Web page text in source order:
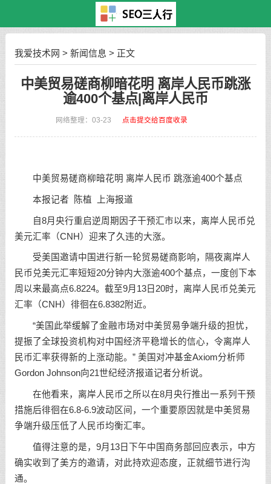
我爱技术网 > 新闻信息 > 正文
中美贸易磋商柳暗花明 离岸人民币跳涨
逾400个基点|离岸人民币
网络整理：03-23 点击提交给百度收录
中美贸易磋商柳暗花明 离岸人民币 跳涨逾400个基点
本报记者 陈植 上海报道
自8月央行重启逆周期因子干预汇市以来，离岸人民币兑
美元汇率（CNH）迎来了久违的大涨。
受美国邀请中国进行新一轮贸易磋商影响，隔夜离岸人
民币兑美元汇率短短20分钟内大涨逾400个基点，一度创下本
周以来最高点6.8224。截至9月13日20时，离岸人民币兑美元
汇率（CNH）徘徊在6.8382附近。
“美国此举缓解了金融市场对中美贸易争端升级的担忧，
提振了全球投资机构对中国经济平稳增长的信心，令离岸人
民币汇率获得新的上涨动能。” 美国对冲基金Axiom分析师
Gordon Johnson向21世纪经济报道记者分析说。
在他看来，离岸人民币之所以在8月央行推出一系列干预
措施后徘徊在6.8-6.9波动区间，一个重要原因就是中美贸易
争端升级压低了人民币均衡汇率。
值得注意的是，9月13日下午中国商务部回应表示，中方
确实收到了美方的邀请，对此持欢迎态度，正就细节进行沟
通。